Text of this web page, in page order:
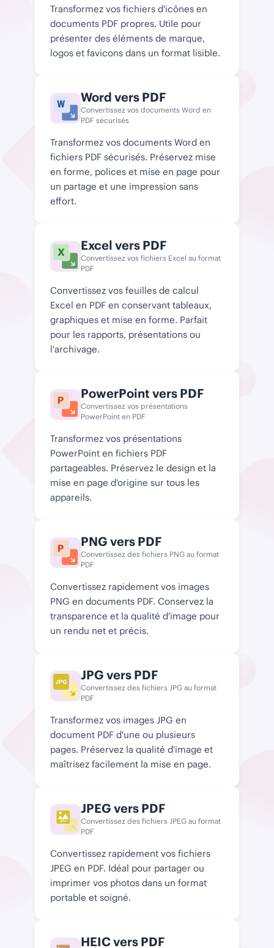
Transformez vos fichiers d'icônes en
documents PDF propres. Utile pour
présenter des éléments de marque,
logos et favicons dans un format lisible.
Word vers PDF
Convertissez vos documents Word en
PDF sécurisés
Transformez vos documents Word en
fichiers PDF sécurisés. Préservez mise
en forme, polices et mise en page pour
un partage et une impression sans
effort.
Excel vers PDF
Convertissez vos fichiers Excel au format
PDF
Convertissez vos feuilles de calcul
Excel en PDF en conservant tableaux,
graphiques et mise en forme. Parfait
pour les rapports, présentations ou
l'archivage.
PowerPoint vers PDF
Convertissez vos présentations
PowerPoint en PDF
Transformez vos présentations
PowerPoint en fichiers PDF
partageables. Préservez le design et la
mise en page d'origine sur tous les
appareils.
PNG vers PDF
Convertissez des fichiers PNG au format
PDF
Convertissez rapidement vos images
PNG en documents PDF. Conservez la
transparence et la qualité d'image pour
un rendu net et précis.
JPG vers PDF
Convertissez des fichiers JPG au format
PDF
Transformez vos images JPG en
document PDF d'une ou plusieurs
pages. Préservez la qualité d'image et
maîtrisez facilement la mise en page.
JPEG
JPEG vers PDF
Convertissez des fichiers JPEG au format
PDF
Convertissez rapidement vos fichiers
JPEG en PDF. Idéal pour partager ou
imprimer vos photos dans un format
portable et soigné.
HEIC vers PDF